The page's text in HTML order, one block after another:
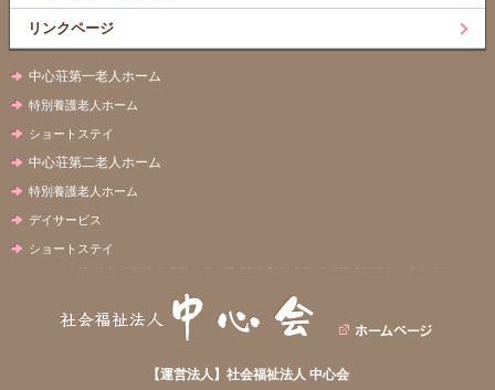
リンクページ
中心荘第一老人ホーム
特別養護老人ホーム
ショートステイ
中心荘第二老人ホーム
特別養護老人ホーム
デイサービス
ショートステイ
【運営法人】社会福祉法人 中心会